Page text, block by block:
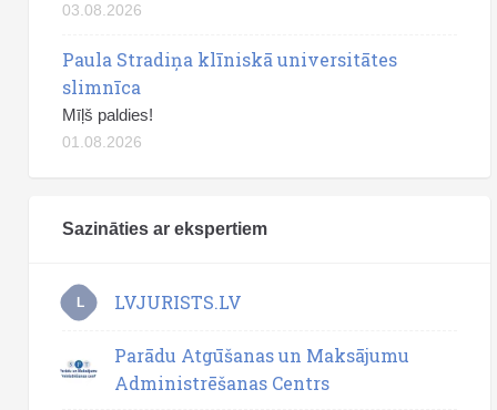
03.08.2026
Paula Stradiņa klīniskā universitātes
slimnīca
Mīļš paldies!
01.08.2026
Sazināties ar ekspertiem
L LVJURISTS.LV
Parādu Atgūšanas un Maksājumu
Administrēšanas Centrs